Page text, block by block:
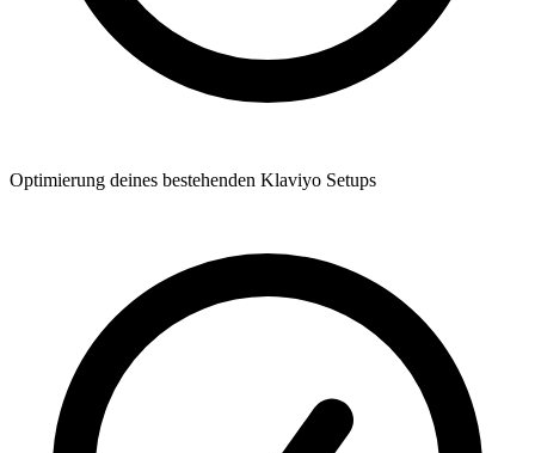
Optimierung deines bestehenden Klaviyo Setups